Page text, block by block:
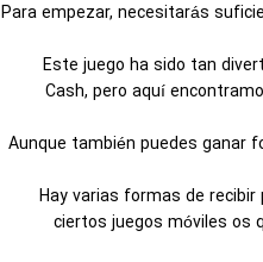
Para empezar, necesitarás
Este juego ha sido tan
Cash, pero aquí
Aunque también puedes ganar
Hay varias formas de recibir
ciertos juegos móviles os